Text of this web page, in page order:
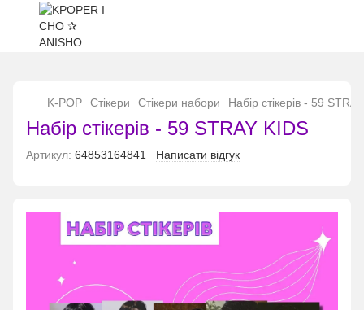
K-POP Стікери Стікери набори Набір стікерів - 59
Набір стікерів - 59 STRAY KIDS
Артикул: 64853164841 Написати відгук